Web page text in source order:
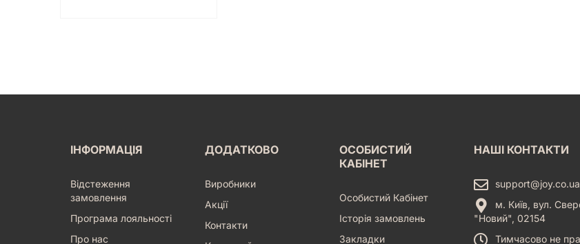
ІНФОРМАЦІЯ
Відстеження
замовлення
Програма лояльності
Про нас
ДОДАТКОВО
Виробники
Акції
Контакти
ОСОБИСТИЙ
КАБІНЕТ
Особистий Кабінет
Історія замовлень
Закладки
НАШІ КОНТАКТИ
support@joy.co.ua
м. Київ, вул.
"Новий", 02154
Тимчасово не